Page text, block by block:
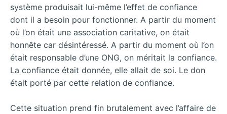
système produisait lui-même l’effet de confiance
dont il a besoin pour fonctionner. A partir du moment
où l’on était une association caritative, on était
honnête car désintéressé. A partir du moment où l’on
était responsable d’une ONG, on méritait la confiance.
La confiance était donnée, elle allait de soi. Le don
était porté par cette relation de confiance.
Cette situation prend fin brutalement avec l’affaire de